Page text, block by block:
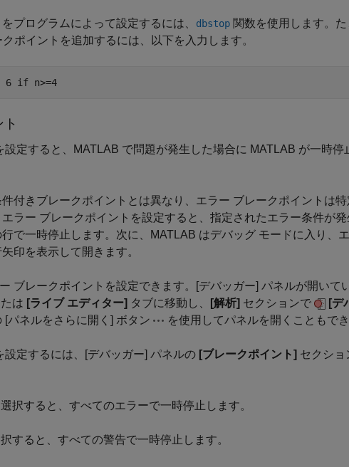
プログラムによって設定するには、 dbstop 関数を使用します。た
ポイントを追加するには、以下を入力します。
6 if n>=4
定すると、MATLAB で問題が発生した場合に MATLAB が一時停
付きブレークポイントとは異なり、エラー ブレークポイントは
ラー ブレークポイントを設定すると、指定されたエラー条件が
で一時停止します。次に、MATLAB はデバッグ モードに入り、
印を表示して開きます。
ブレークポイントを設定できます。[デバッガー] パネルが開いて
は [ライブ エディター] タブに移動し、 [解析] セクションで [デ
[パネルをさらに開く] ボタン
を使用してパネルを開くこともで
定するには、[デバッガー] パネルの [ブレークポイント] セクショ
択すると、すべてのエラーで一時停止します。
すると、すべての警告で一時停止します。